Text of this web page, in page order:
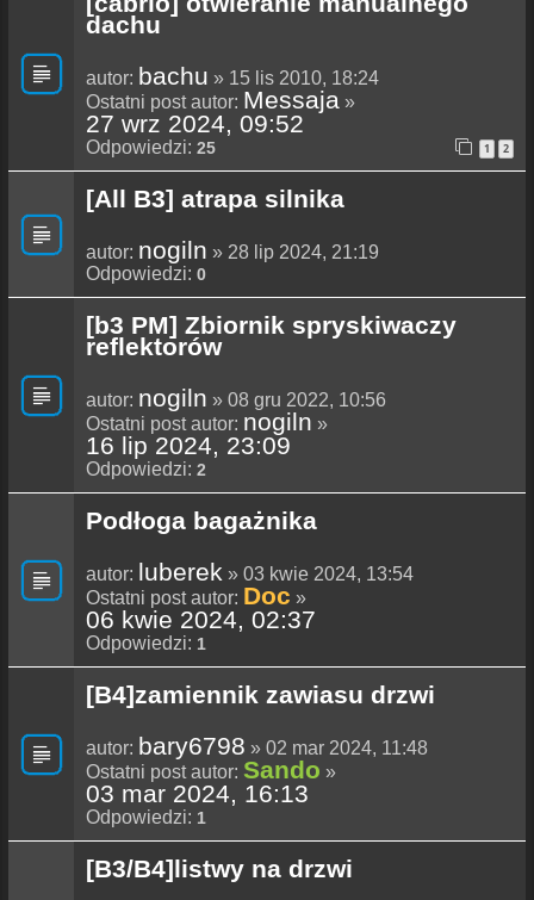
dachu
autor: bachu » 15 lis 2010, 18:24
Ostatni post autor: Messaja »
27 wrz 2024, 09:52
Odpowiedzi: 25 1 2
[All B3] atrapa silnika
autor: nogiln » 28 lip 2024, 21:19
Odpowiedzi: 0
[b3 PM] Zbiornik spryskiwaczy
reflektorów
autor: nogiln » 08 gru 2022, 10:56
Ostatni post autor: nogiln »
16 lip 2024, 23:09
Odpowiedzi: 2
Podłoga bagażnika
autor: luberek » 03 kwie 2024, 13:54
Ostatni post autor: Doc »
06 kwie 2024, 02:37
Odpowiedzi: 1
[B4]zamiennik zawiasu drzwi
autor: bary6798 » 02 mar 2024, 11:48
Ostatni post autor: Sando »
03 mar 2024, 16:13
Odpowiedzi: 1
[B3/B4]listwy na drzwi